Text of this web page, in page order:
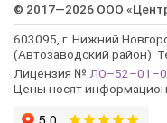
© 2017—2026 ООО
603095, г. Нижний
(Автозаводский район).
Лицензия №
Цены носят